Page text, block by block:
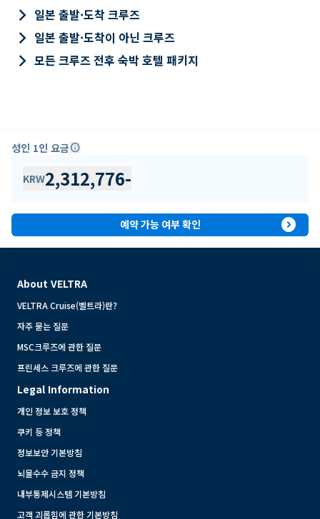
keyboard_arrow_right 일본 출발·도착 크루즈
keyboard_arrow_right 일본 출발·도착이 아닌 크루즈
keyboard_arrow_right 모든 크루즈 전후 숙박 호텔 패키지
성인 1인 요금info
KRW2,312,776-
예약 가능 여부 확인 expand_circle_right
About VELTRA
VELTRA Cruise(벨트라)란?
자주 묻는 질문
MSC크루즈에 관한 질문
프린세스 크루즈에 관한 질문
Legal Information
개인 정보 보호 정책
쿠키 등 정책
정보보안 기본방침
뇌물수수 금지 정책
내부통제시스템 기본방침
고객 괴롭힘에 관한 기본방침